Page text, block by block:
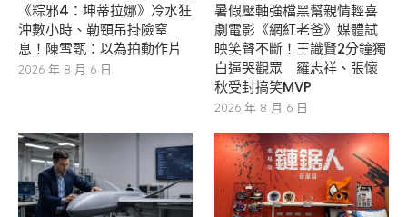
《粽邪4：坤蒂拉娜》冷水狂
沖數小時、勒頸吊掛險窒
息！陳雪甄：以為拍動作片
2026 年 8 月 6 日
暑假壓軸強檔黑幫親情輕喜
劇電影《網紅老爸》媒體試
映笑聲不斷！王識賢2分鐘獨
白逼哭觀眾 羅志祥、張懷
秋受封搞笑MVP
2026 年 8 月 6 日